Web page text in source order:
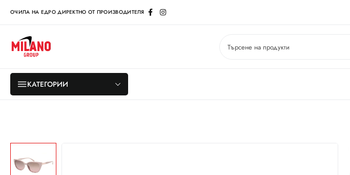
ОЧИЛА НА ЕДРО ДИРЕКТНО ОТ ПРОИЗВОДИТЕЛЯ
КАТЕГОРИИ